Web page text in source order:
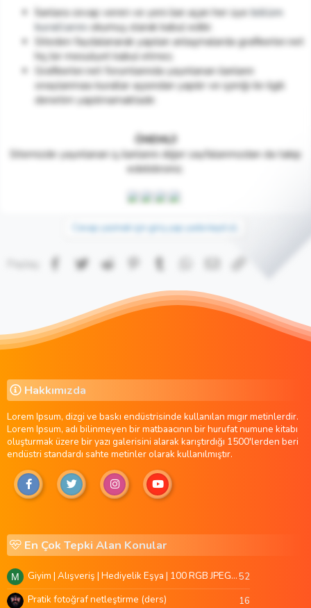
İlanlara cevap veren ve yeni ilan açan her üye bölüm
kurallarını okumuş olarak kabul edilir.
Siteden faydalanarak yapılan anlaşmalarda grafikerler.net
hiç bir mesuliyet kabul etmez.
Grafikerler.net forumlarında yayınlanan ilanların
onaylanması kurallar açısından yapılır ve içeriği ile ilgili
denetim yapılmamaktadır.
ÖNEMLİ!
Sitemizde yayınlanan iş ilanlarını diğer sayfalarımızdan da takip
edebilirsiniz.
Cevap yazmak için giriş yap yada kayıt ol.
Facebook
Twitter Pinterest WhatsAppE-posta
Hakkımızda
Lorem Ipsum, dizgi ve baskı endüstrisinde kullanılan mıgır metinlerdir.
Lorem Ipsum, adı bilinmeyen bir matbaacının bir hurufat numune kitabı
oluşturmak üzere bir yazı galerisini alarak karıştırdığı 1500'lerden beri
endüstri standardı sahte metinler olarak kullanılmıştır.
En Çok Tepki Alan Konular
M Giyim | Alışveriş | Hediyelik Eşya | 100 RGB JPEG Images | 5920x4420 Pixels | 501 MB52
Pratik fotoğraf netleştirme (ders) 16